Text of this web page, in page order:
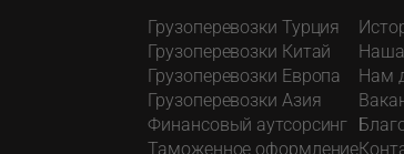
Грузоперевозки Турция
Грузоперевозки Китай
Грузоперевозки Европа
Грузоперевозки Азия
Финансовый аутсорсинг
Таможенное оформление
Нам